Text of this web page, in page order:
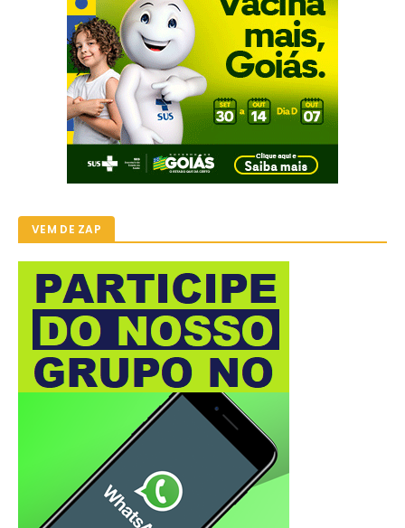
VEM DE ZAP